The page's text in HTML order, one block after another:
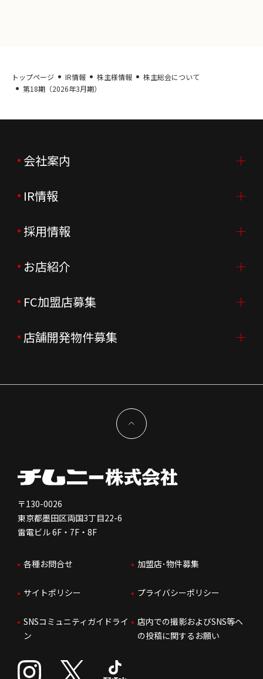
トップページ IR情報 株主様情報
株主総会について
第18期（2026年3月期）
会社案内
会社案内TOP
ご挨拶
会社概要
会社沿革
企業理念
新型コロナウイルス対応
IR情報
IR情報TOP
ニュースリリース
月次売上
決算資料
コーポレートガバナンス
免責事項
株価情報
IRお問合せ
採用情報
採用情報TOP
新卒採用
中途採用
会社を知る
人を知る
はたらく環境
人財育成
サステナビリティ
お店紹介
店舗を探す・予約する
よくあるご質問
FC加盟店募集
FC加盟店募集TOP
独立支援について
FC加盟店お問合せ
店舗開発物件募集
〒130-0026
東京都墨田区両国3丁目22-6
雷電ビル 6F・7F・8F
各種お問合せ 加盟店･物件募集
サイトポリシー プライバシーポリシー
SNSコミュニティガイドライ
ン
店内での撮影およびSNS等へ
の投稿に関するお願い